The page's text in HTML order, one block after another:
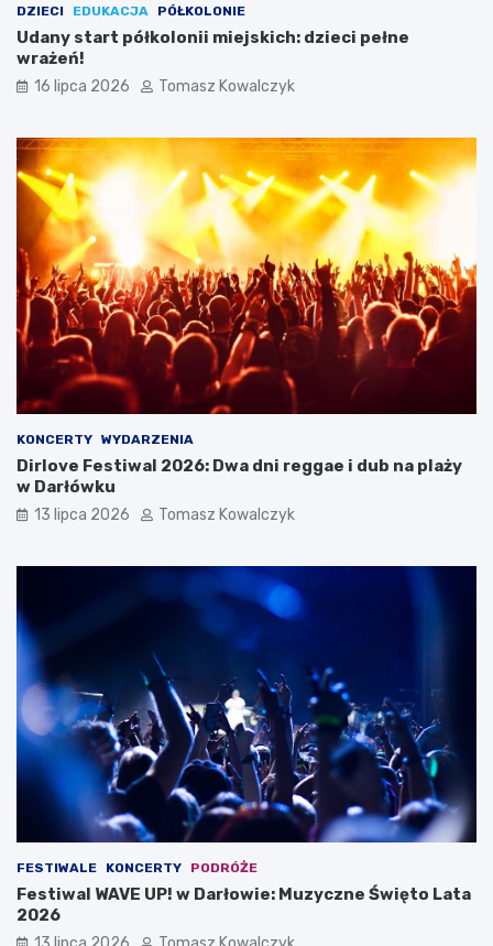
DZIECI EDUKACJA PÓŁKOLONIE
Udany start półkolonii miejskich: dzieci pełne
wrażeń!
16 lipca 2026 Tomasz Kowalczyk
KONCERTY WYDARZENIA
Dirlove Festiwal 2026: Dwa dni reggae i dub na plaży
w Darłówku
13 lipca 2026 Tomasz Kowalczyk
FESTIWALE KONCERTY PODRÓŻE
Festiwal WAVE UP! w Darłowie: Muzyczne Święto Lata
2026